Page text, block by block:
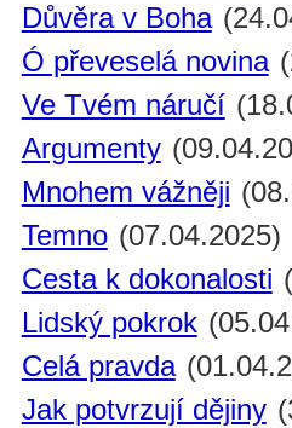
Důvěra v Boha
Ó převeselá novina
Ve Tvém náručí
Argumenty
Mnohem vážněji
Temno (07.04.2025)
Cesta k dokonalosti
Lidský pokrok
Celá pravda
Jak potvrzují dějiny